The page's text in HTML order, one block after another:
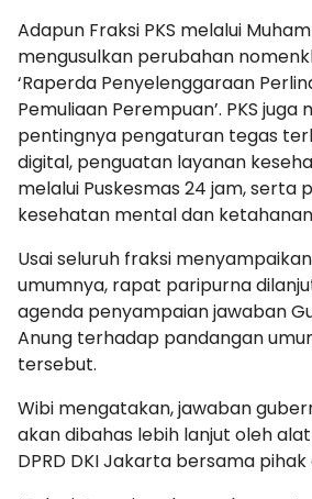
Adapun Fraksi PKS melalui
mengusulkan perubahan
‘Raperda Penyelenggaraan
Pemuliaan Perempuan’. PKS juga
pentingnya pengaturan tegas
digital, penguatan layanan
melalui Puskesmas 24 jam, serta
kesehatan mental dan
Usai seluruh fraksi
umumnya, rapat paripurna
agenda penyampaian jawaban
Anung terhadap pandangan
tersebut.
Wibi mengatakan, jawaban
akan dibahas lebih lanjut oleh
DPRD DKI Jakarta bersama pihak